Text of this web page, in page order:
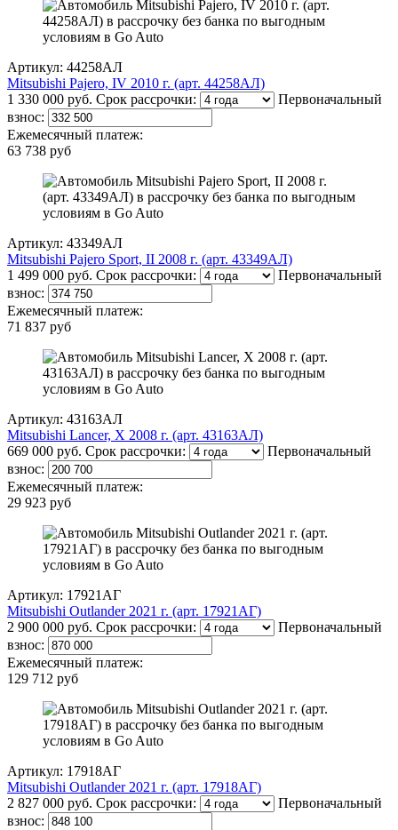
Артикул: 44258АЛ
Mitsubishi Pajero, IV 2010 г. (арт. 44258АЛ)
1 330 000 руб. Срок рассрочки:
Первоначальный
взнос:
Ежемесячный платеж:
63 738 руб
Артикул: 43349АЛ
Mitsubishi Pajero Sport, II 2008 г. (арт. 43349АЛ)
1 499 000 руб. Срок рассрочки:
Первоначальный
взнос:
Ежемесячный платеж:
71 837 руб
Артикул: 43163АЛ
Mitsubishi Lancer, X 2008 г. (арт. 43163АЛ)
669 000 руб. Срок рассрочки:
Первоначальный
взнос:
Ежемесячный платеж:
29 923 руб
Артикул: 17921АГ
Mitsubishi Outlander 2021 г. (арт. 17921АГ)
2 900 000 руб. Срок рассрочки:
Первоначальный
взнос:
Ежемесячный платеж:
129 712 руб
Артикул: 17918АГ
Mitsubishi Outlander 2021 г. (арт. 17918АГ)
2 827 000 руб. Срок рассрочки:
Первоначальный
взнос: